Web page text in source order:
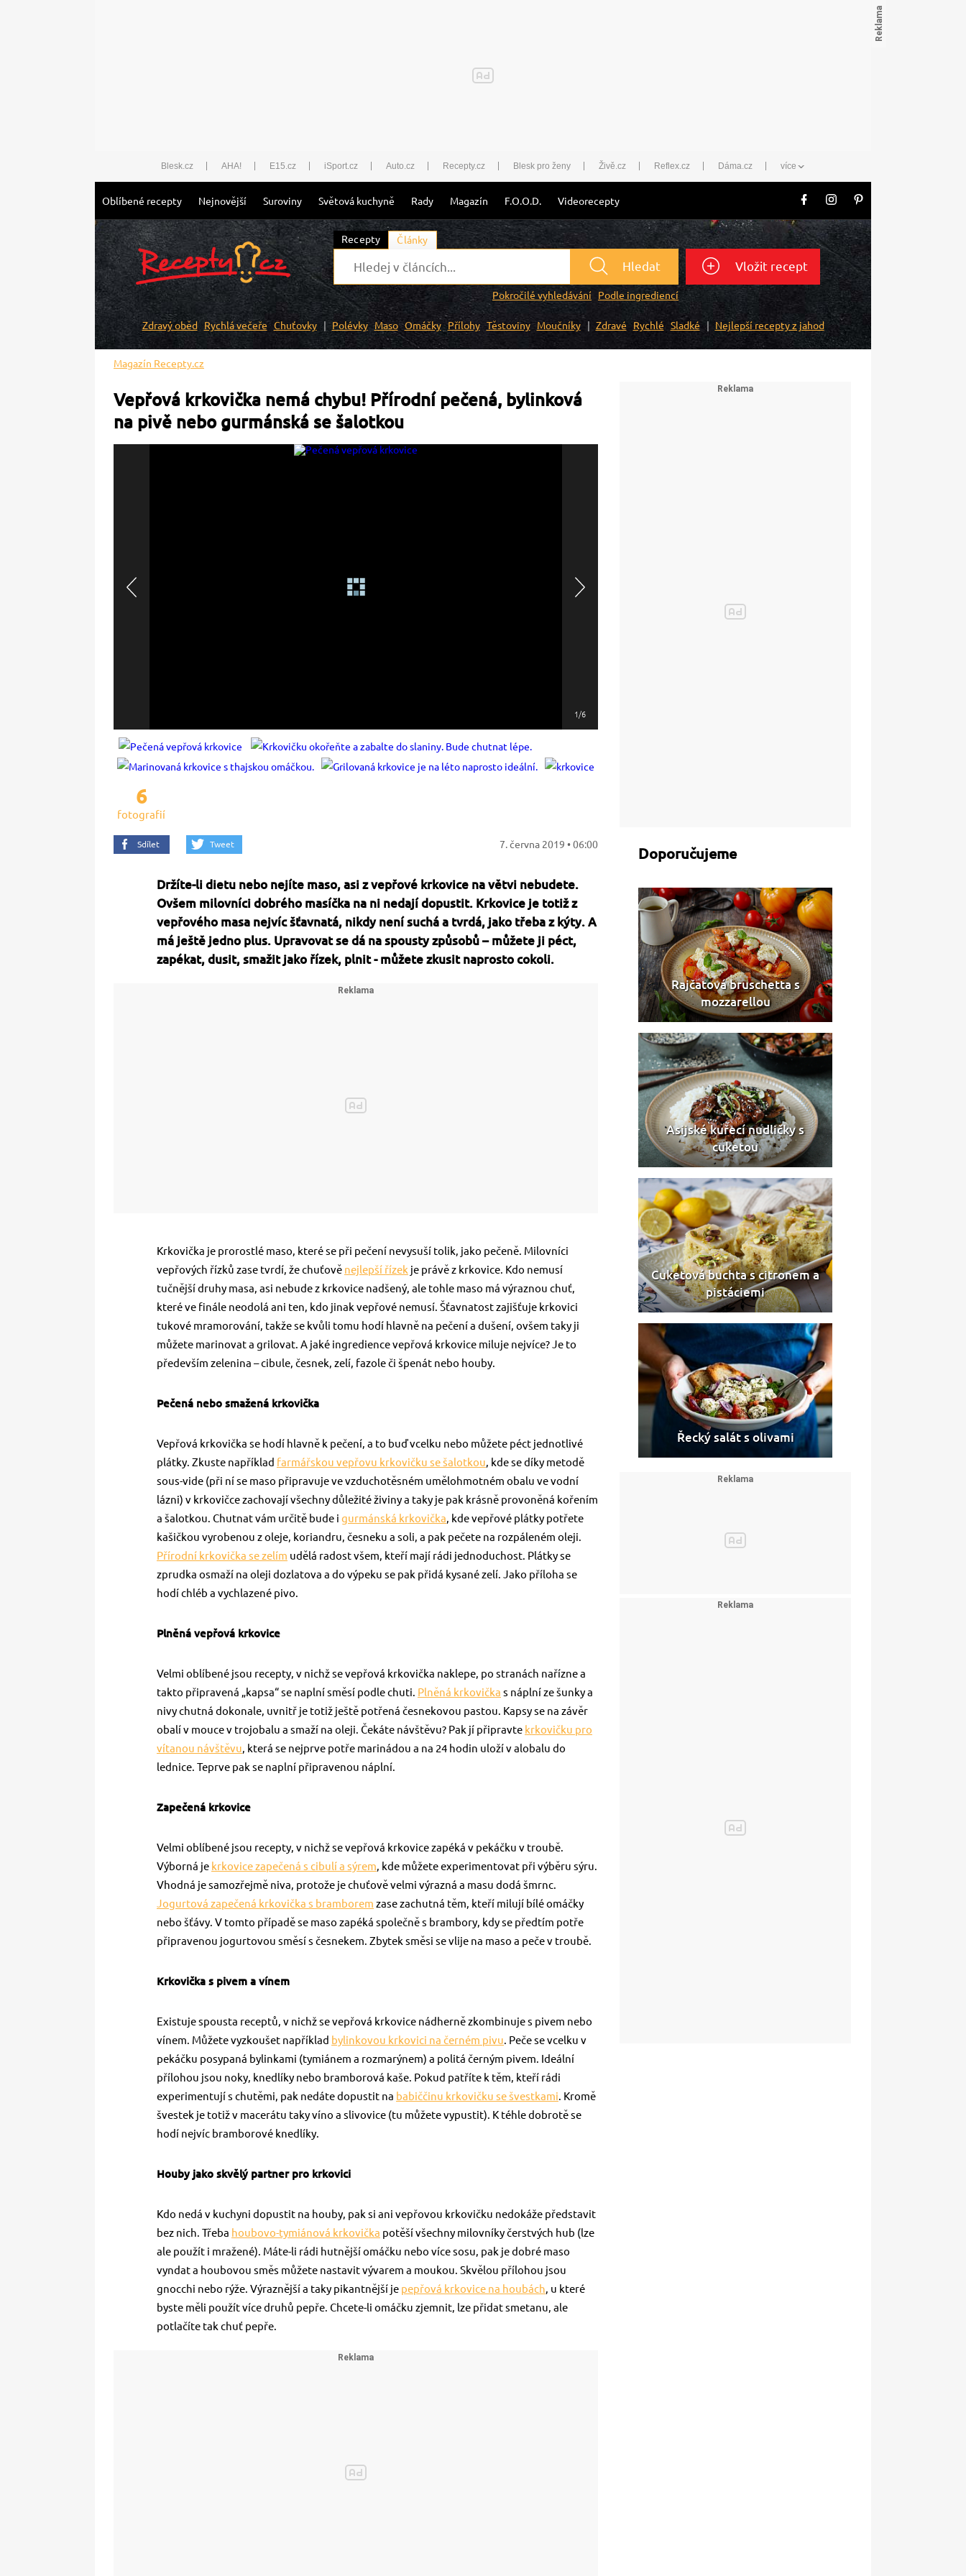
Blesk.cz AHA! E15.cz iSport.cz Auto.cz Recepty.cz Blesk pro ženy Živě.cz Reflex.cz Dáma.cz více
Oblíbené recepty Nejnovější Suroviny Světová kuchyně Rady Magazín F.O.O.D. Videorecepty
Recepty Články
Hledat
Pokročilé vyhledávání Podle ingrediencí
Vložit recept
Zdravý oběd Rychlá večeře Chuťovky Polévky Maso Omáčky Přílohy Těstoviny Moučníky Zdravé Rychlé Sladké Nejlepší recepty z jahod
Magazín Recepty.cz
Vepřová krkovička nemá chybu! Přírodní pečená, bylinková
na pivě nebo gurmánská se šalotkou
1/6
6
fotografií
7. června 2019 • 06:00
Sdílet Tweet
Držíte-li dietu nebo nejíte maso, asi z vepřové krkovice na větvi nebudete.
Ovšem milovníci dobrého masíčka na ni nedají dopustit. Krkovice je totiž z
vepřového masa nejvíc šťavnatá, nikdy není suchá a tvrdá, jako třeba z kýty. A
má ještě jedno plus. Upravovat se dá na spousty způsobů – můžete ji péct,
zapékat, dusit, smažit jako řízek, plnit - můžete zkusit naprosto cokoli.
Krkovička je prorostlé maso, které se při pečení nevysuší tolik, jako pečeně. Milovníci
vepřových řízků zase tvrdí, že chuťově nejlepší řízek je právě z krkovice. Kdo nemusí
tučnější druhy masa, asi nebude z krkovice nadšený, ale tohle maso má výraznou chuť,
které ve finále neodolá ani ten, kdo jinak vepřové nemusí. Šťavnatost zajišťuje krkovici
tukové mramorování, takže se kvůli tomu hodí hlavně na pečení a dušení, ovšem taky ji
můžete marinovat a grilovat. A jaké ingredience vepřová krkovice miluje nejvíce? Je to
především zelenina – cibule, česnek, zelí, fazole či špenát nebo houby.
Pečená nebo smažená krkovička
Vepřová krkovička se hodí hlavně k pečení, a to buď vcelku nebo můžete péct jednotlivé
plátky. Zkuste například farmářskou vepřovu krkovičku se šalotkou, kde se díky metodě
sous-vide (při ní se maso připravuje ve vzduchotěsném umělohmotném obalu ve vodní
lázni) v krkovičce zachovají všechny důležité živiny a taky je pak krásně provoněná kořením
a šalotkou. Chutnat vám určitě bude i gurmánská krkovička, kde vepřové plátky potřete
kašičkou vyrobenou z oleje, koriandru, česneku a soli, a pak pečete na rozpáleném oleji.
Přírodní krkovička se zelím udělá radost všem, kteří mají rádi jednoduchost. Plátky se
zprudka osmaží na oleji dozlatova a do výpeku se pak přidá kysané zelí. Jako příloha se
hodí chléb a vychlazené pivo.
Plněná vepřová krkovice
Velmi oblíbené jsou recepty, v nichž se vepřová krkovička naklepe, po stranách nařízne a
takto připravená „kapsa“ se naplní směsí podle chuti. Plněná krkovička s náplní ze šunky a
nivy chutná dokonale, uvnitř je totiž ještě potřená česnekovou pastou. Kapsy se na závěr
obalí v mouce v trojobalu a smaží na oleji. Čekáte návštěvu? Pak jí připravte krkovičku pro
vítanou návštěvu, která se nejprve potře marinádou a na 24 hodin uloží v alobalu do
lednice. Teprve pak se naplní připravenou náplní.
Zapečená krkovice
Velmi oblíbené jsou recepty, v nichž se vepřová krkovice zapéká v pekáčku v troubě.
Výborná je krkovice zapečená s cibulí a sýrem, kde můžete experimentovat při výběru sýru.
Vhodná je samozřejmě niva, protože je chuťově velmi výrazná a masu dodá šmrnc.
Jogurtová zapečená krkovička s bramborem zase zachutná těm, kteří milují bílé omáčky
nebo šťávy. V tomto případě se maso zapéká společně s brambory, kdy se předtím potře
připravenou jogurtovou směsí s česnekem. Zbytek směsi se vlije na maso a peče v troubě.
Krkovička s pivem a vínem
Existuje spousta receptů, v nichž se vepřová krkovice nádherně zkombinuje s pivem nebo
vínem. Můžete vyzkoušet například bylinkovou krkovici na černém pivu. Peče se vcelku v
pekáčku posypaná bylinkami (tymiánem a rozmarýnem) a politá černým pivem. Ideální
přílohou jsou noky, knedlíky nebo bramborová kaše. Pokud patříte k těm, kteří rádi
experimentují s chutěmi, pak nedáte dopustit na babiččinu krkovičku se švestkami. Kromě
švestek je totiž v macerátu taky víno a slivovice (tu můžete vypustit). K téhle dobrotě se
hodí nejvíc bramborové knedlíky.
Houby jako skvělý partner pro krkovici
Kdo nedá v kuchyni dopustit na houby, pak si ani vepřovou krkovičku nedokáže představit
bez nich. Třeba houbovo-tymiánová krkovička potěší všechny milovníky čerstvých hub (lze
ale použít i mražené). Máte-li rádi hutnější omáčku nebo více sosu, pak je dobré maso
vyndat a houbovou směs můžete nastavit vývarem a moukou. Skvělou přílohou jsou
gnocchi nebo rýže. Výraznější a taky pikantnější je pepřová krkovice na houbách, u které
byste měli použít více druhů pepře. Chcete-li omáčku zjemnit, lze přidat smetanu, ale
potlačíte tak chuť pepře.
Doporučujeme
Rajčatová bruschetta s
mozzarellou
Asijské kuřecí nudličky s
cuketou
Cuketová buchta s citronem a
pistáciemi
Řecký salát s olivami